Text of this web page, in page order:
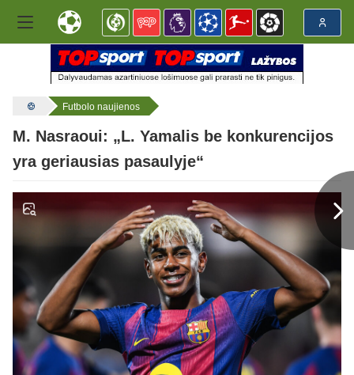
Futbolo naujienos
M. Nasraoui: „L. Yamalis be konkurencijos
yra geriausias pasaulyje“